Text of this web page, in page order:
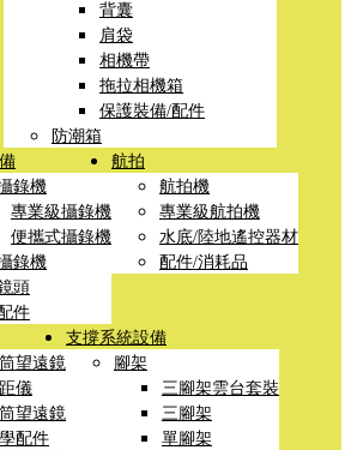
背囊
肩袋
相機帶
拖拉相機箱
保護裝備/配件
防潮箱
錄機
專業級攝錄機
便攜式攝錄機
錄機
頭
件
航拍
航拍機
專業級航拍機
水底/陸地遙控器材
配件/消耗品
望遠鏡
儀
望遠鏡
配件
支撐系統設備
腳架
三腳架雲台套裝
三腳架
單腳架